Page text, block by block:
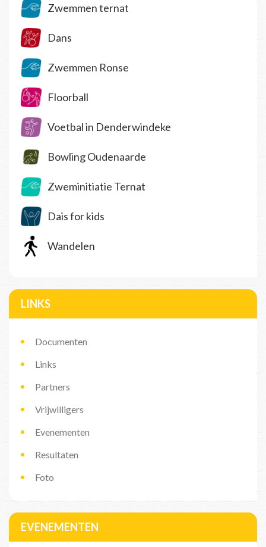
Zwemmen ternat
Dans
Zwemmen Ronse
Floorball
Voetbal in Denderwindeke
Bowling Oudenaarde
Zweminitiatie Ternat
Dais for kids
Wandelen
LINKS
Documenten
Links
Partners
Vrijwilligers
Evenementen
Resultaten
Foto
EVENEMENTEN